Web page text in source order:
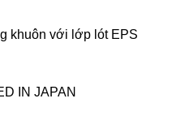
khuôn với lớp lót EPS
IN JAPAN